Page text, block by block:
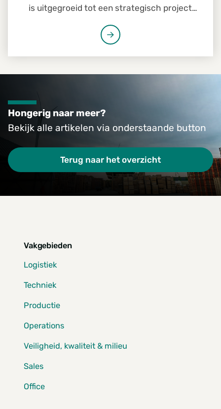
is uitgegroeid tot een strategisch project
en Nederland nauw samenwerken. Voor
gevalideerd, getest en voorbereid voor
hoe Foresco internationale commerciële
kansen vertaalt naar lokale uitvoering.
Hongerig naar meer?
Bekijk alle artikelen via onderstaande button
Terug naar het overzicht
Vakgebieden
Logistiek
Techniek
Productie
Operations
Veiligheid, kwaliteit & milieu
Sales
Office